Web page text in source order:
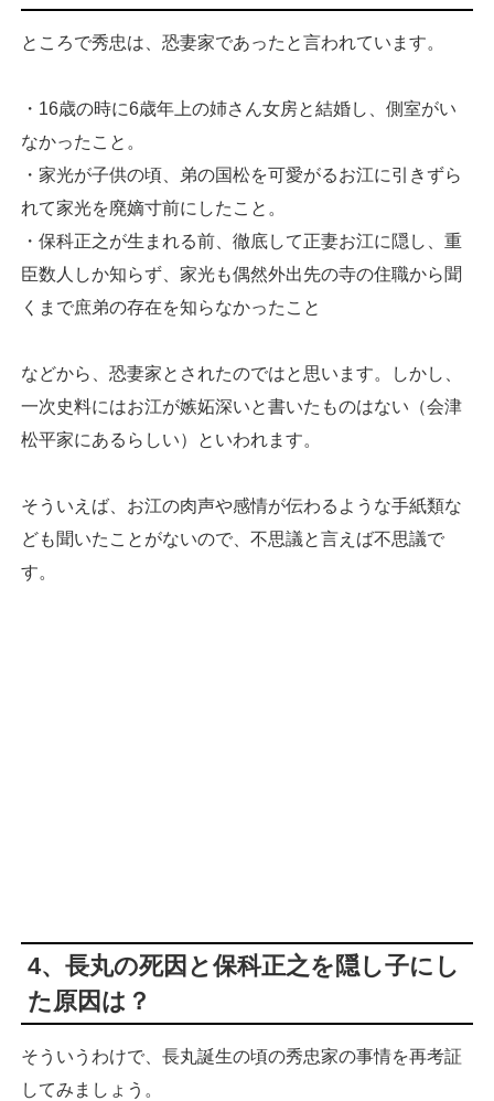
ところで秀忠は、恐妻家であったと言われています。
・16歳の時に6歳年上の姉さん女房と結婚し、側室がい
なかったこと。
・家光が子供の頃、弟の国松を可愛がるお江に引きずら
れて家光を廃嫡寸前にしたこと。
・保科正之が生まれる前、徹底して正妻お江に隠し、重
臣数人しか知らず、家光も偶然外出先の寺の住職から聞
くまで庶弟の存在を知らなかったこと
などから、恐妻家とされたのではと思います。しかし、
一次史料にはお江が嫉妬深いと書いたものはない（会津
松平家にあるらしい）といわれます。
そういえば、お江の肉声や感情が伝わるような手紙類な
ども聞いたことがないので、不思議と言えば不思議で
す。
4、長丸の死因と保科正之を隠し子にし
た原因は？
そういうわけで、長丸誕生の頃の秀忠家の事情を再考証
してみましょう。